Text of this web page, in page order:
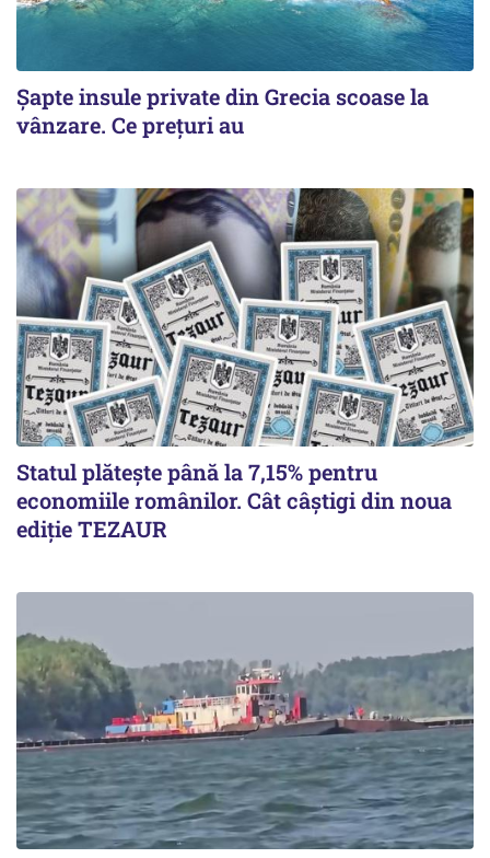
Șapte insule private din Grecia scoase la
vânzare. Ce prețuri au
Statul plătește până la 7,15% pentru
economiile românilor. Cât câștigi din noua
ediție TEZAUR